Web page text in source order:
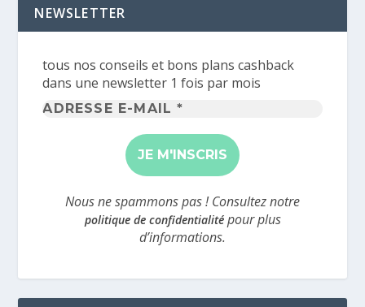
NEWSLETTER
tous nos conseils et bons plans cashback
dans une newsletter 1 fois par mois
Adresse
mail
*
Nous ne spammons pas ! Consultez notre
politique de confidentialitépour plus
d’informations.